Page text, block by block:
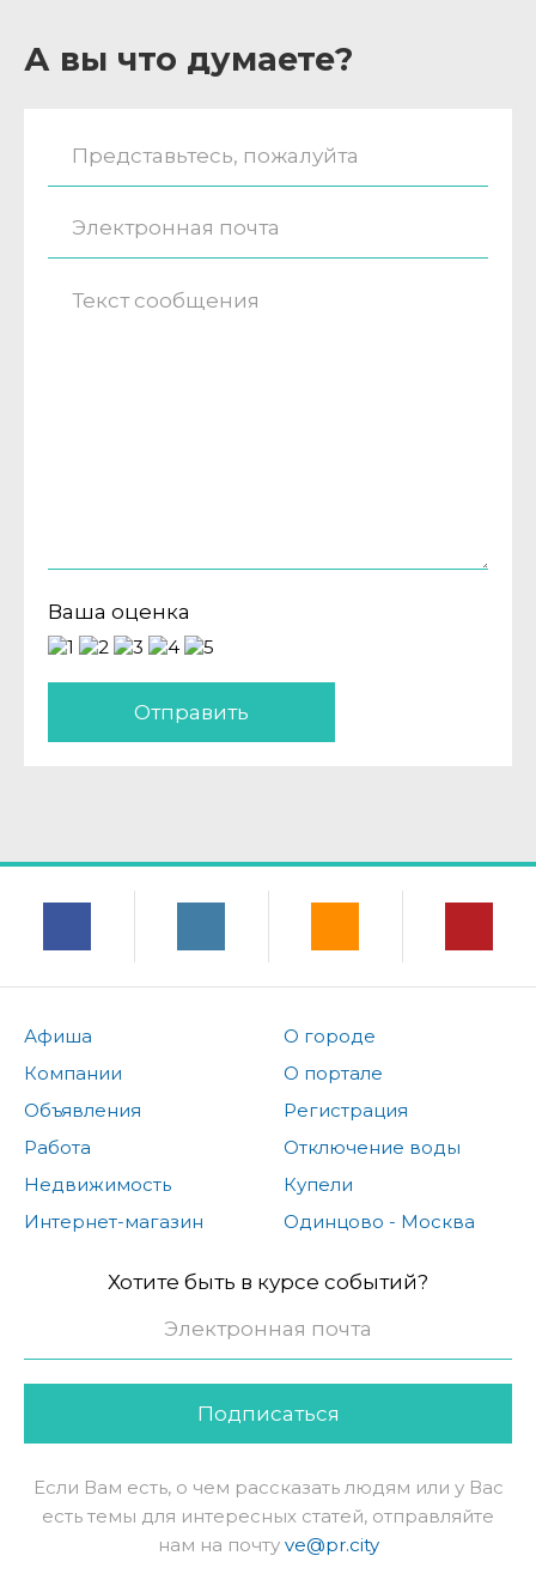
А вы что думаете?
Ваша оценка
Отправить
Афиша
Компании
Объявления
Работа
Недвижимость
Интернет-магазин
О городе
О портале
Регистрация
Отключение воды
Купели
Одинцово - Москва
Хотите быть в курсе событий?
Подписаться
Если Вам есть, о чем рассказать людям или у Вас
есть темы для интересных статей, отправляйте
нам на почту ve@pr.city